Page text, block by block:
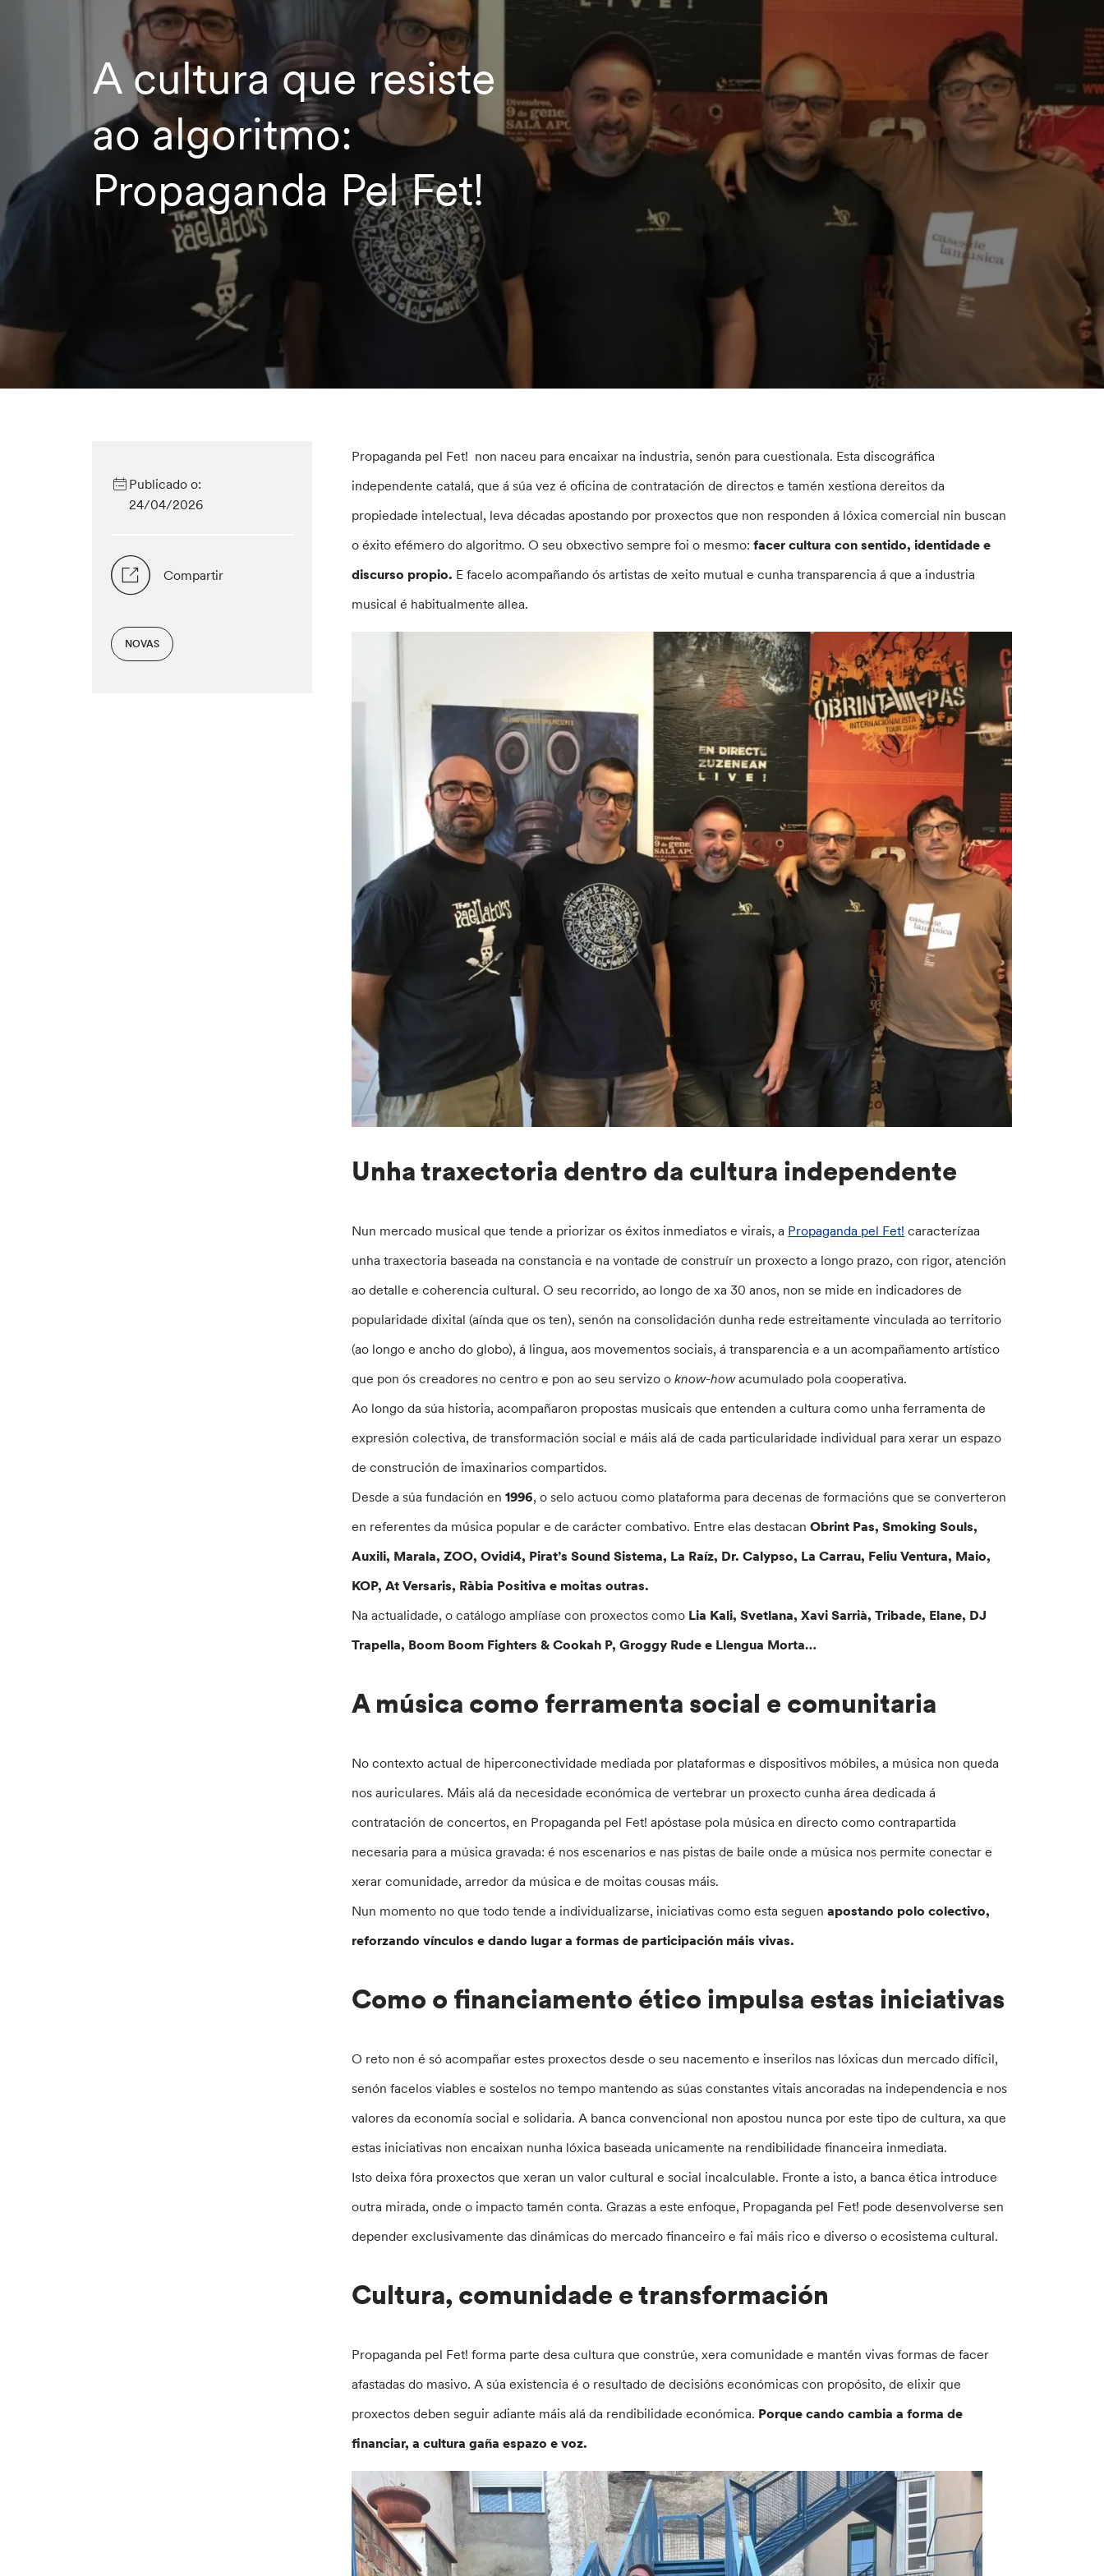
A cultura que resiste
ao algoritmo:
Propaganda Pel Fet!
Publicado o:
24/04/2026
Compartir
NOVAS
Propaganda pel Fet! non naceu para encaixar na industria, senón para cuestionala. Esta discográfica
independente catalá, que á súa vez é oficina de contratación de directos e tamén xestiona dereitos da
propiedade intelectual, leva décadas apostando por proxectos que non responden á lóxica comercial nin buscan
o éxito efémero do algoritmo. O seu obxectivo sempre foi o mesmo:facer cultura con sentido, identidade e
discurso propio. E facelo acompañando ós artistas de xeito mutual e cunha transparencia á que a industria
musical é habitualmente allea.
Unha traxectoria dentro da cultura independente
Nun mercado musical que tende a priorizar os éxitos inmediatos e virais, a Propaganda pel Fet! caracterízaa
unha traxectoria baseada na constancia e na vontade de construír un proxecto a longo prazo, con rigor, atención
ao detalle e coherencia cultural. O seu recorrido, ao longo de xa 30 anos, non se mide en indicadores de
popularidade dixital (aínda que os ten), senón na consolidación dunha rede estreitamente vinculada ao territorio
(ao longo e ancho do globo), á lingua, aos movementos sociais, á transparencia e a un acompañamento artístico
que pon ós creadores no centro e pon ao seu servizo oknow-howacumulado pola cooperativa.
Ao longo da súa historia, acompañaron propostas musicais que entenden a cultura como unha ferramenta de
expresión colectiva, de transformación social e máis alá de cada particularidade individual para xerar un espazo
de construción de imaxinarios compartidos.
Desde a súa fundación en1996, o selo actuou como plataforma para decenas de formacións que se converteron
en referentes da música popular e de carácter combativo. Entre elas destacanObrint Pas, Smoking Souls,
Auxili, Marala, ZOO, Ovidi4, Pirat’s Sound Sistema, La Raíz, Dr. Calypso, La Carrau, Feliu Ventura, Maio,
KOP, At Versaris, Ràbia Positiva e moitas outras.
Na actualidade, o catálogo amplíase con proxectos como Lia Kali, Svetlana, Xavi Sarrià, Tribade, Elane, DJ
Trapella, Boom Boom Fighters & Cookah P, Groggy Rude e Llengua Morta…
A música como ferramenta social e comunitaria
No contexto actual de hiperconectividade mediada por plataformas e dispositivos móbiles, a música non queda
nos auriculares. Máis alá da necesidade económica de vertebrar un proxecto cunha área dedicada á
contratación de concertos, en Propaganda pel Fet! apóstase pola música en directo como contrapartida
necesaria para a música gravada: é nos escenarios e nas pistas de baile onde a música nos permite conectar e
xerar comunidade, arredor da música e de moitas cousas máis.
Nun momento no que todo tende a individualizarse, iniciativas como esta seguenapostando polo colectivo,
reforzando vínculos e dando lugar a formas de participación máis vivas.
Como o financiamento ético impulsa estas iniciativas
O reto non é só acompañar estes proxectos desde o seu nacemento e inserilos nas lóxicas dun mercado difícil,
senón facelos viables e sostelos no tempo mantendo as súas constantes vitais ancoradas na independencia e nos
valores da economía social e solidaria. A banca convencional non apostou nunca por este tipo de cultura, xa que
estas iniciativas non encaixan nunha lóxica baseada unicamente na rendibilidade financeira inmediata.
Isto deixa fóra proxectos que xeran un valor cultural e social incalculable. Fronte a isto, a banca ética introduce
outra mirada, onde o impacto tamén conta. Grazas a este enfoque, Propaganda pel Fet! pode desenvolverse sen
depender exclusivamente das dinámicas do mercado financeiro e fai máis rico e diverso o ecosistema cultural.
Cultura, comunidade e transformación
Propaganda pel Fet! forma parte desa cultura que constrúe, xera comunidade e mantén vivas formas de facer
afastadas do masivo. A súa existencia é o resultado de decisións económicas con propósito, de elixir que
proxectos deben seguir adiante máis alá da rendibilidade económica. Porque cando cambia a forma de
financiar, a cultura gaña espazo e voz.